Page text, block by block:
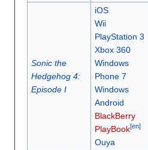
Sonic the
Hedgehog 4:
Episode I
iOS
Wii
PlayStation 3
Xbox 360
Windows
Phone 7
Windows
Android
BlackBerry
PlayBook[en]
Ouya